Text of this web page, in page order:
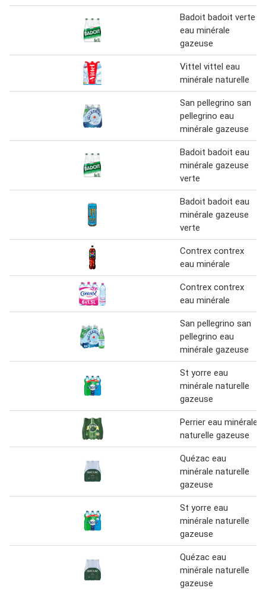
Badoit badoit verte
eau minérale
gazeuse
Vittel vittel eau
minérale naturelle
San pellegrino san
pellegrino eau
minérale gazeuse
Badoit badoit eau
minérale gazeuse
verte
Badoit badoit eau
minérale gazeuse
verte
Contrex contrex
eau minérale
Contrex contrex
eau minérale
San pellegrino san
pellegrino eau
minérale gazeuse
St yorre eau
minérale naturelle
gazeuse
Perrier eau minérale
naturelle gazeuse
Quézac eau
minérale naturelle
gazeuse
St yorre eau
minérale naturelle
gazeuse
Quézac eau
minérale naturelle
gazeuse